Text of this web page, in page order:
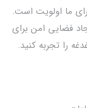
ما اولویت است.
فضایی امن برای
را تجربه کنید.